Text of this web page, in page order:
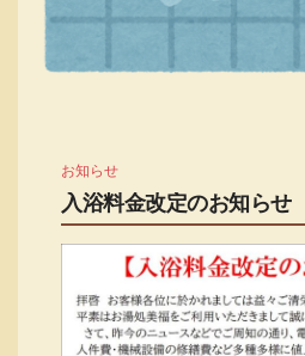
お知らせ
入浴料金改定のお知らせ